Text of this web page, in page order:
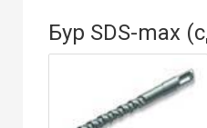
Бур SDS-max